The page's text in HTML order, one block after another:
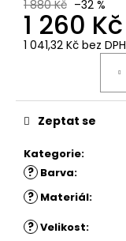
1 880 Kč –32 %
1 260 Kč
1 041,32 Kč bez DPH
Kategorie:
? Barva:
? Materiál:
? Velikost:
Zeptat se
m
-
POUZDROVÉ
ŠATY
MODRÉ
680
Kč